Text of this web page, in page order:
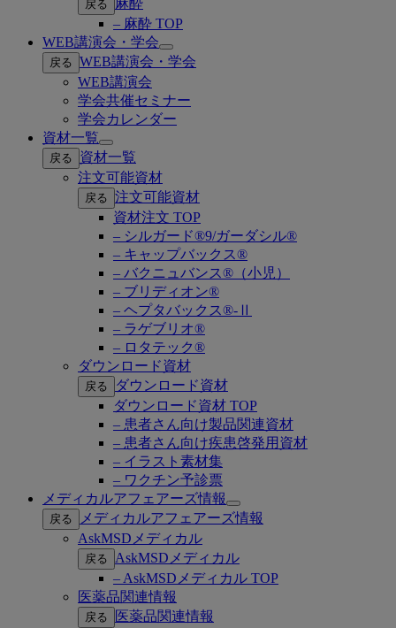
戻る
麻酔
– 麻酔 TOP
WEB講演会・学会
Open
submenu
戻る WEB講演会・学会
WEB講演会
学会共催セミナー
学会カレンダー
資材一覧
Open
submenu
戻る
資材一覧
注文可能資材
戻る 注文可能資材
資材注文 TOP
– シルガード®9/ガーダシル®
– キャップバックス®
– バクニュバンス®（小児）
– ブリディオン®
– ヘプタバックス®-Ⅱ
– ラゲブリオ®
– ロタテック®
ダウンロード資材
戻る
ダウンロード資材
ダウンロード資材 TOP
– 患者さん向け製品関連資材
– 患者さん向け疾患啓発用資材
– イラスト素材集
– ワクチン予診票
メディカルアフェアーズ情報
Open
submenu
戻る
メディカルアフェアーズ情報
AskMSDメディカル
戻る
AskMSDメディカル
– AskMSDメディカル TOP
医薬品関連情報
戻る
医薬品関連情報